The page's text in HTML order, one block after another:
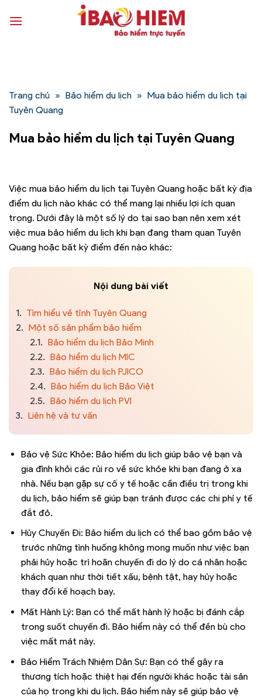
qua
Trang chủ » Bảo hiểm du lịch » Mua bảo hiểm du lịch tại
Tuyên Quang
Mua bảo hiểm du lịch tại Tuyên Quang
Việc mua bảo hiểm du lịch tại Tuyên Quang hoặc bất kỳ địa
điểm du lịch nào khác có thể mang lại nhiều lợi ích quan
trọng. Dưới đây là một số lý do tại sao bạn nên xem xét
việc mua bảo hiểm du lịch khi bạn đang tham quan Tuyên
Quang hoặc bất kỳ điểm đến nào khác:
Nội dung bài viết
1. Tìm hiểu về tỉnh Tuyên Quang
2. Một số sản phẩm bảo hiểm
2.1. Bảo hiểm du lịch Bảo Minh
2.2. Bảo hiểm du lịch MIC
2.3. Bảo hiểm du lịch PJICO
2.4. Bảo hiểm du lịch Bảo Việt
2.5. Bảo hiểm du lịch PVI
3. Liên hệ và tư vấn
Bảo vệ Sức Khỏe: Bảo hiểm du lịch giúp bảo vệ bạn và
gia đình khỏi các rủi ro về sức khỏe khi bạn đang ở xa
nhà. Nếu bạn gặp sự cố y tế hoặc cần điều trị trong khi
du lịch, bảo hiểm sẽ giúp bạn tránh được các chi phí y tế
đắt đỏ.
Hủy Chuyến Đi: Bảo hiểm du lịch có thể bao gồm bảo vệ
trước những tình huống không mong muốn như việc bạn
phải hủy hoặc trì hoãn chuyến đi do lý do cá nhân hoặc
khách quan như thời tiết xấu, bệnh tật, hay hủy hoặc
thay đổi kế hoạch bay.
Mất Hành Lý: Bạn có thể mất hành lý hoặc bị đánh cắp
trong suốt chuyến đi. Bảo hiểm này có thể đền bù cho
việc mất mát này.
Bảo Hiểm Trách Nhiệm Dân Sự: Bạn có thể gây ra
thương tích hoặc thiệt hại đến người khác hoặc tài sản
của họ trong khi du lịch. Bảo hiểm này sẽ giúp bảo vệ